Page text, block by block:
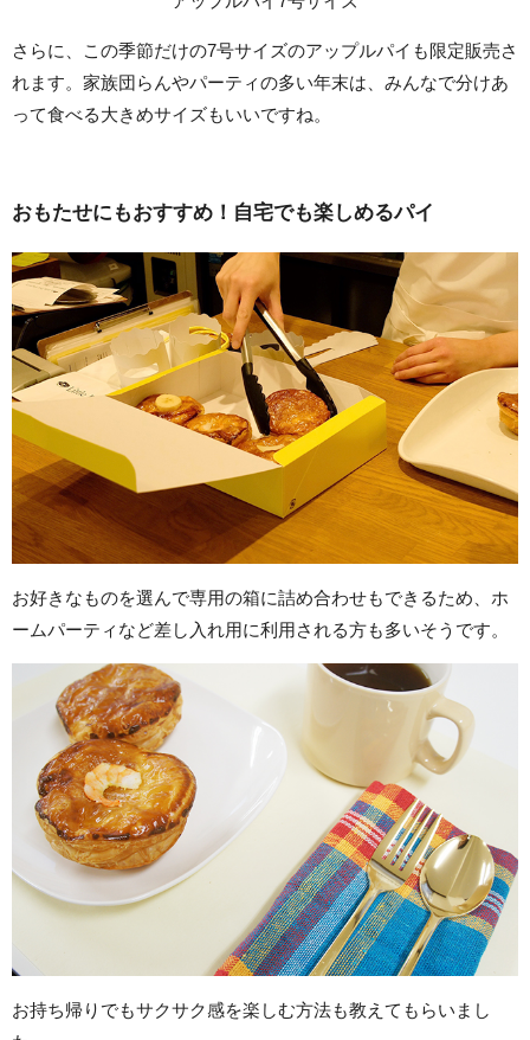
さらに、この季節だけの7号サイズのアップルパイも限定販売さ
れます。家族団らんやパーティの多い年末は、みんなで分けあ
って食べる大きめサイズもいいですね。
おもたせにもおすすめ！自宅でも楽しめるパイ
お好きなものを選んで専用の箱に詰め合わせもできるため、ホ
ームパーティなど差し入れ用に利用される方も多いそうです。
お持ち帰りでもサクサク感を楽しむ方法も教えてもらいまし